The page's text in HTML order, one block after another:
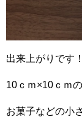
出来上がりです！
10ｃｍ×10ｃｍ
お菓子などの小